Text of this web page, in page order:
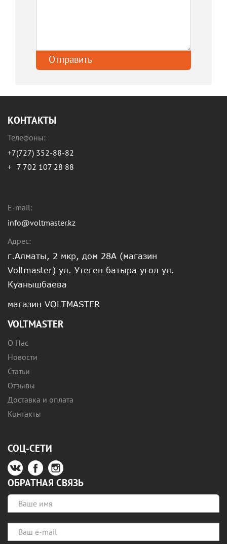
КОНТАКТЫ
Телефоны:
+7(727) 352-88-82
+ 7 702 107 28 88
E-mail:
info@voltmaster.kz
Адрес:
г.Алматы, 2 мкр, дом 28А (магазин
Voltmaster) ул. Утеген батыра угол ул.
Куанышбаева
магазин VOLTMASTER
VOLTMASTER
О Нас
Новости
Статьи
Отзывы
Доставка и оплата
Контакты
СОЦ-СЕТИ
ОБРАТНАЯ СВЯЗЬ